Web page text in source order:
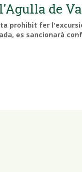
de
prohibit fer
es sancionarà